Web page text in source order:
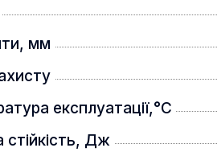
інфрачервоний
мм
експлуатації,°C
стійкість, Дж